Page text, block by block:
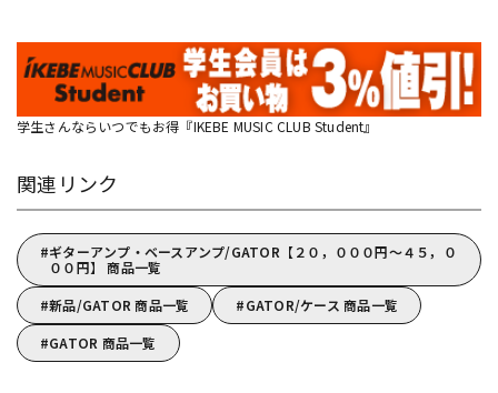
学生さんならいつでもお得『IKEBE MUSIC CLUB Student』
関連リンク
ギターアンプ・ベースアンプ/GATOR【２０，０００円～４５，０
００円】 商品一覧
新品/GATOR 商品一覧
GATOR/ケース 商品一覧
GATOR 商品一覧